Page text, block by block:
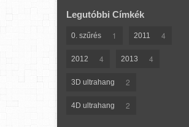
Legutóbbi Címkék
0. szűrés 1 2011 4
2012 4 2013 4
3D ultrahang 2
4D ultrahang 2